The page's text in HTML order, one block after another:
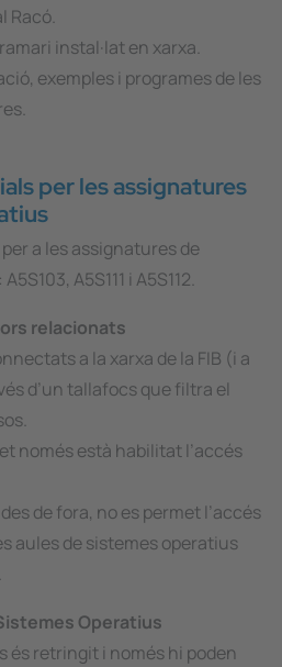
Racó.
instal·lat en xarxa.
exemples i programes de les
per les assignatures
a les assignatures de
A5S111 i A5S112.
relacionats
a la xarxa de la FIB (i a
d’un tallafocs que filtra el
només està habilitat l’accés
de fora, no es permet l’accés
aules de sistemes operatius
Operatius
és retringit i només hi poden